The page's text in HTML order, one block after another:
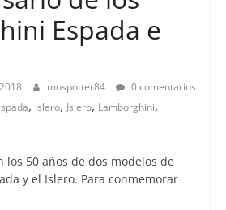
Espada e
mospotter84
0 comentarios
, Islero, Jslero, Lamborghini,
los 50 años de dos modelos de
y el Islero. Para conmemorar